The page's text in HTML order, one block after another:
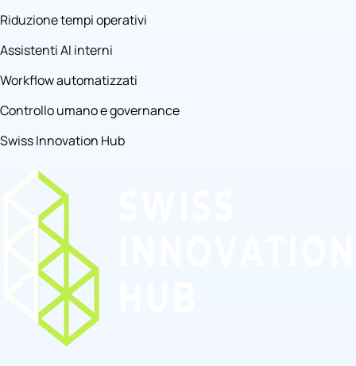
Riduzione tempi operativi
Assistenti AI interni
Workflow automatizzati
Controllo umano e governance
Swiss Innovation Hub